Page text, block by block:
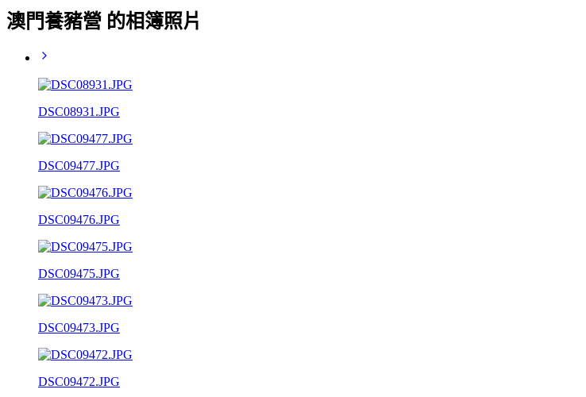
澳門養豬營 的相簿照片
DSC08931.JPG
DSC09477.JPG
DSC09476.JPG
DSC09475.JPG
DSC09473.JPG
DSC09472.JPG